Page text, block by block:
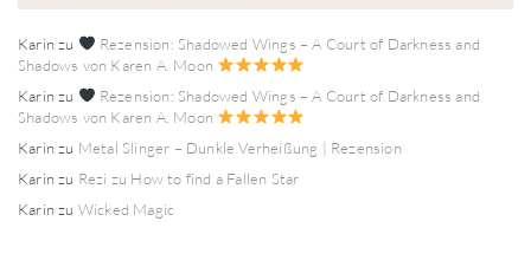
Karinzu
Rezension: Shadowed Wings – A Court of Darkness and
Shadows von Karen A. Moon
Karinzu
Rezension: Shadowed Wings – A Court of Darkness and
Shadows von Karen A. Moon
Karinzu Metal Slinger – Dunkle Verheißung | Rezension
Karinzu Rezi zu How to find a Fallen Star
Karinzu Wicked Magic